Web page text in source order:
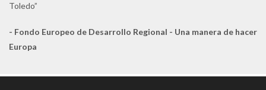
Toledo”
- Fondo Europeo de Desarrollo Regional - Una manera de hacer
Europa